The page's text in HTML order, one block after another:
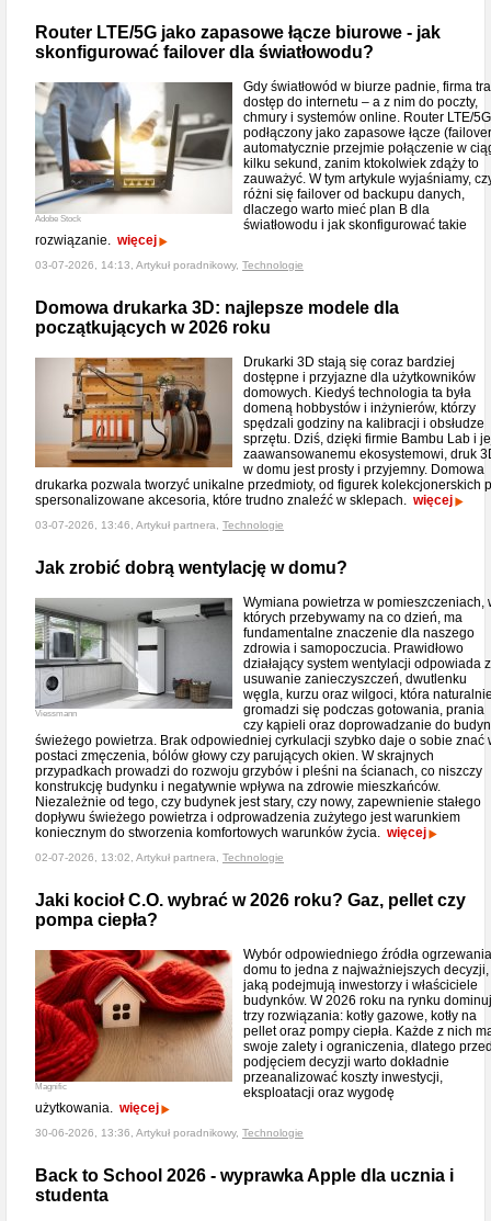
Router LTE/5G jako zapasowe łącze biurowe - jak
skonfigurować failover dla światłowodu?
Adobe Stock
Gdy światłowód w biurze padnie, firma
dostęp do internetu – a z nim do poczty,
chmury i systemów online. Router LTE/5G
podłączony jako zapasowe łącze
automatycznie przejmie połączenie w
kilku sekund, zanim ktokolwiek zdąży to
zauważyć. W tym artykule wyjaśniamy,
różni się failover od backupu danych,
dlaczego warto mieć plan B dla
światłowodu i jak skonfigurować takie
rozwiązanie. więcej
03-07-2026, 14:13, Artykuł poradnikowy, Technologie
Domowa drukarka 3D: najlepsze modele dla
początkujących w 2026 roku
Drukarki 3D stają się coraz bardziej
dostępne i przyjazne dla użytkowników
domowych. Kiedyś technologia ta była
domeną hobbystów i inżynierów, którzy
spędzali godziny na kalibracji i obsłudze
sprzętu. Dziś, dzięki firmie Bambu Lab i
zaawansowanemu ekosystemowi, druk
w domu jest prosty i przyjemny. Domowa
drukarka pozwala tworzyć unikalne przedmioty, od figurek kolekcjonerskich
spersonalizowane akcesoria, które trudno znaleźć w sklepach. więcej
03-07-2026, 13:46, Artykuł partnera, Technologie
Jak zrobić dobrą wentylację w domu?
Viessmann
Wymiana powietrza w pomieszczeniach,
których przebywamy na co dzień, ma
fundamentalne znaczenie dla naszego
zdrowia i samopoczucia. Prawidłowo
działający system wentylacji odpowiada
usuwanie zanieczyszczeń, dwutlenku
węgla, kurzu oraz wilgoci, która
gromadzi się podczas gotowania, prania
czy kąpieli oraz doprowadzanie do
świeżego powietrza. Brak odpowiedniej cyrkulacji szybko daje o sobie znać
postaci zmęczenia, bólów głowy czy parujących okien. W skrajnych
przypadkach prowadzi do rozwoju grzybów i pleśni na ścianach, co niszczy
konstrukcję budynku i negatywnie wpływa na zdrowie mieszkańców.
Niezależnie od tego, czy budynek jest stary, czy nowy, zapewnienie stałego
dopływu świeżego powietrza i odprowadzenia zużytego jest warunkiem
koniecznym do stworzenia komfortowych warunków życia. więcej
02-07-2026, 13:02, Artykuł partnera, Technologie
Jaki kocioł C.O. wybrać w 2026 roku? Gaz, pellet czy
pompa ciepła?
Magnific
Wybór odpowiedniego źródła ogrzewania
domu to jedna z najważniejszych decyzji,
jaką podejmują inwestorzy i właściciele
budynków. W 2026 roku na rynku
trzy rozwiązania: kotły gazowe, kotły na
pellet oraz pompy ciepła. Każde z nich
swoje zalety i ograniczenia, dlatego
podjęciem decyzji warto dokładnie
przeanalizować koszty inwestycji,
eksploatacji oraz wygodę
użytkowania. więcej
30-06-2026, 13:36, Artykuł poradnikowy, Technologie
Back to School 2026 - wyprawka Apple dla ucznia i
studenta